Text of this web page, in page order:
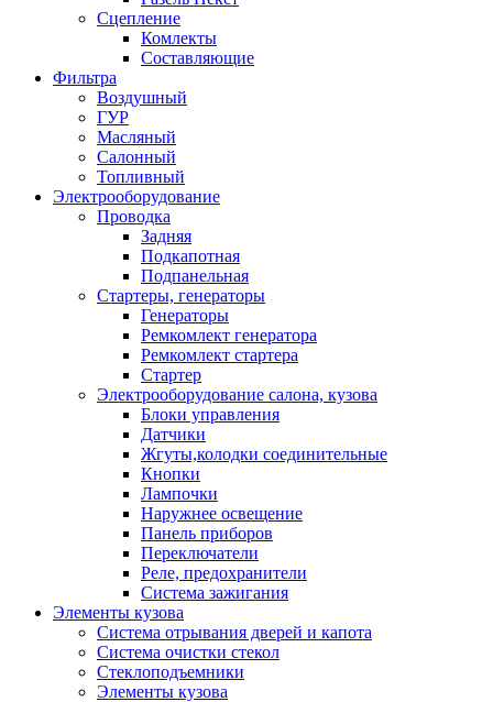
Сцепление
Комлекты
Составляющие
Фильтра
Воздушный
ГУР
Масляный
Салонный
Топливный
Электрооборудование
Проводка
Задняя
Подкапотная
Подпанельная
Стартеры, генераторы
Генераторы
Ремкомлект генератора
Ремкомлект стартера
Стартер
Электрооборудование салона, кузова
Блоки управления
Датчики
Жгуты,колодки соединительные
Кнопки
Лампочки
Наружнее освещение
Панель приборов
Переключатели
Реле, предохранители
Система зажигания
Элементы кузова
Система отрывания дверей и капота
Система очистки стекол
Стеклоподъемники
Элементы кузова